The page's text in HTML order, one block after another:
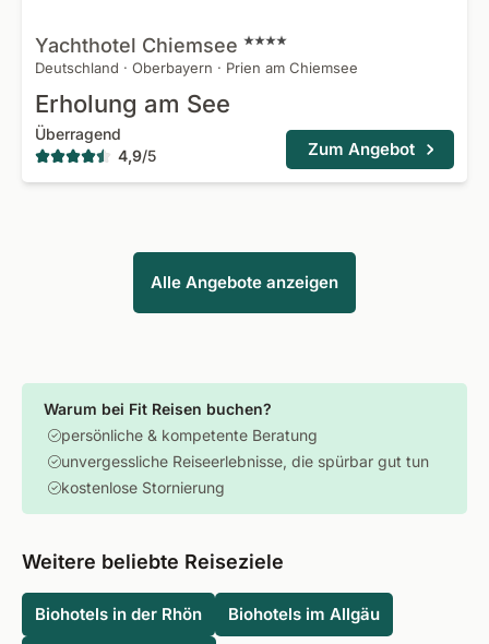
Yachthotel Chiemsee
Deutschland · Oberbayern · Prien am Chiemsee
Erholung am See
Überragend
4,9/5 Zum Angebot
Alle Angebote anzeigen
Warum bei Fit Reisen buchen?
persönliche & kompetente Beratung
unvergessliche Reiseerlebnisse, die spürbar gut tun
kostenlose Stornierung
Weitere beliebte Reiseziele
Biohotels in der Rhön Biohotels im Allgäu